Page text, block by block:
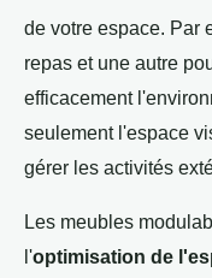
de votre espace. Par
repas et une autre
efficacement
seulement l'espace
gérer les activités
Les meubles
l'optimisation de